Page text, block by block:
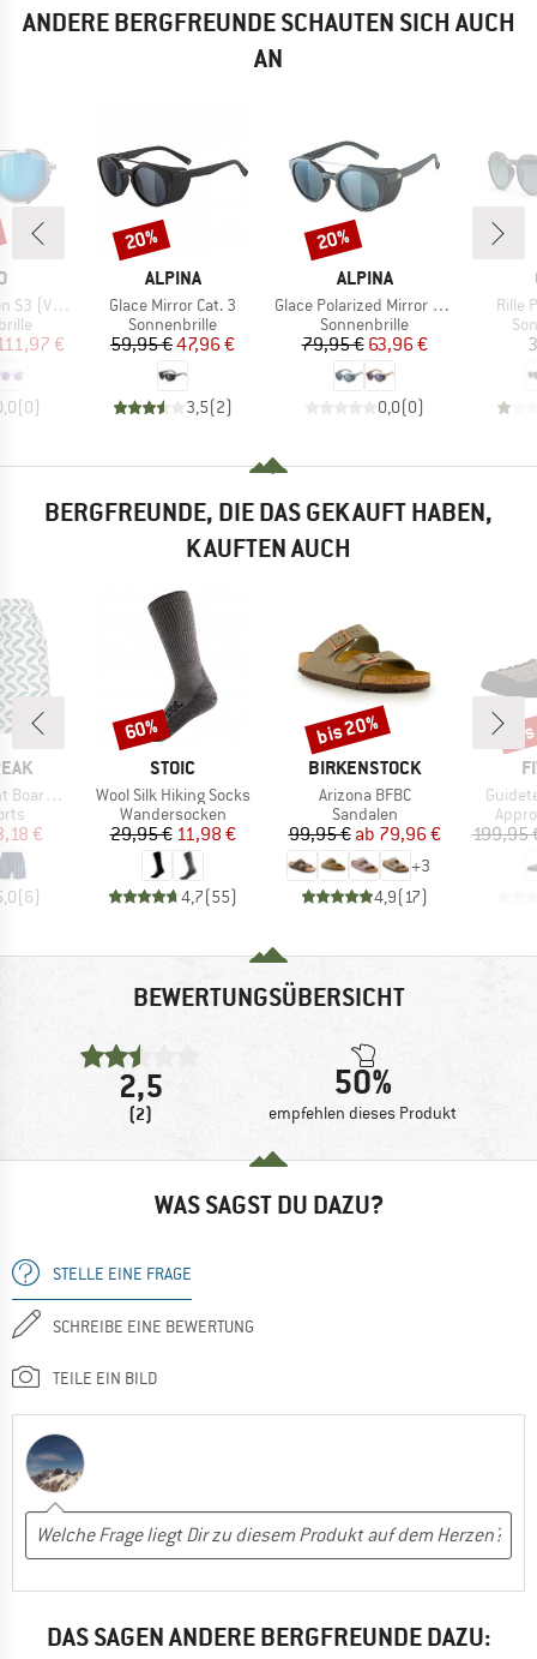
ANDERE BERGFREUNDE SCHAUTEN SICH AUCH
AN
12%)
Preis
€
(0)
MARKE
ALPINA
Artikel
Glace Mirror Cat. 3
Produktgruppe
Sonnenbrille
Preis
59,95 €reduzierter Preis
47,96 €
3,5(2)
Rabatt
20%
MARKE
ALPINA
Artikel
Glace Polarized Mirror Cat. 3
Produktgruppe
Sonnenbrille
Preis
79,95 €reduzierter Preis
63,96 €
0,0(0)
Rabatt
20%
Rille
BERGFREUNDE, DIE DAS GEKAUFT HABEN,
KAUFTEN AUCH
Preis
€
(6)
MARKE
STOIC
Artikel
Wool Silk Hiking Socks
Produktgruppe
Wandersocken
Preis
29,95 €reduzierter Preis
11,98 €
4,7(55)
Rabatt
60%
MARKE
BIRKENSTOCK
Artikel
Arizona BFBC
Produktgruppe
Sandalen
Preis
99,95 € reduzierter Preis
ab 79,96 €
+3
4,9(17)
Rabatt
bis 20%
Artikel
199,95
BEWERTUNGSÜBERSICHT
2,5
(2)
50%
empfehlen dieses Produkt
WAS SAGST DU DAZU?
STELLE EINE FRAGE
SCHREIBE EINE BEWERTUNG
TEILE EIN BILD
DAS SAGEN ANDERE BERGFREUNDE DAZU: